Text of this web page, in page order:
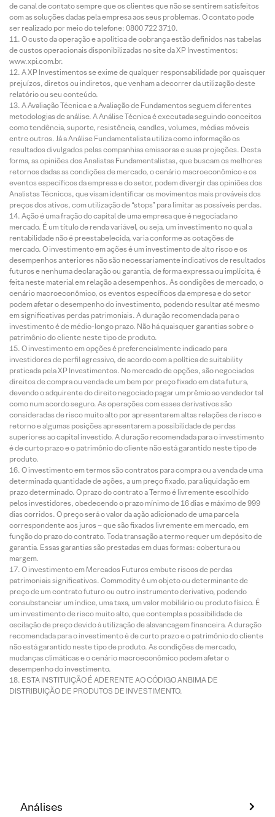
de canal de contato sempre que os clientes que não se sentirem satisfeitos
com as soluções dadas pela empresa aos seus problemas. O contato pode
ser realizado por meio do telefone: 0800 722 3710.
O custo da operação e a política de cobrança estão definidos nas tabelas
de custos operacionais disponibilizadas no site da XP Investimentos:
www.xpi.com.br.
A XP Investimentos se exime de qualquer responsabilidade por quaisquer
prejuízos, diretos ou indiretos, que venham a decorrer da utilização deste
relatório ou seu conteúdo.
A Avaliação Técnica e a Avaliação de Fundamentos seguem diferentes
metodologias de análise. A Análise Técnica é executada seguindo conceitos
como tendência, suporte, resistência, candles, volumes, médias móveis
entre outros. Já a Análise Fundamentalista utiliza como informação os
resultados divulgados pelas companhias emissoras e suas projeções. Desta
forma, as opiniões dos Analistas Fundamentalistas, que buscam os melhores
retornos dadas as condições de mercado, o cenário macroeconômico e os
eventos específicos da empresa e do setor, podem divergir das opiniões dos
Analistas Técnicos, que visam identificar os movimentos mais prováveis dos
preços dos ativos, com utilização de “stops” para limitar as possíveis perdas.
Ação é uma fração do capital de uma empresa que é negociada no
mercado. É um título de renda variável, ou seja, um investimento no qual a
rentabilidade não é preestabelecida, varia conforme as cotações de
mercado. O investimento em ações é um investimento de alto risco e os
desempenhos anteriores não são necessariamente indicativos de resultados
futuros e nenhuma declaração ou garantia, de forma expressa ou implícita, é
feita neste material em relação a desempenhos. As condições de mercado, o
cenário macroeconômico, os eventos específicos da empresa e do setor
podem afetar o desempenho do investimento, podendo resultar até mesmo
em significativas perdas patrimoniais. A duração recomendada para o
investimento é de médio-longo prazo. Não há quaisquer garantias sobre o
patrimônio do cliente neste tipo de produto.
O investimento em opções é preferencialmente indicado para
investidores de perfil agressivo, de acordo com a política de suitability
praticada pela XP Investimentos. No mercado de opções, são negociados
direitos de compra ou venda de um bem por preço fixado em data futura,
devendo o adquirente do direito negociado pagar um prêmio ao vendedor tal
como num acordo seguro. As operações com esses derivativos são
consideradas de risco muito alto por apresentarem altas relações de risco e
retorno e algumas posições apresentarem a possibilidade de perdas
superiores ao capital investido. A duração recomendada para o investimento
é de curto prazo e o patrimônio do cliente não está garantido neste tipo de
produto.
O investimento em termos são contratos para compra ou a venda de uma
determinada quantidade de ações, a um preço fixado, para liquidação em
prazo determinado. O prazo do contrato a Termo é livremente escolhido
pelos investidores, obedecendo o prazo mínimo de 16 dias e máximo de 999
dias corridos. O preço será o valor da ação adicionado de uma parcela
correspondente aos juros – que são fixados livremente em mercado, em
função do prazo do contrato. Toda transação a termo requer um depósito de
garantia. Essas garantias são prestadas em duas formas: cobertura ou
margem.
O investimento em Mercados Futuros embute riscos de perdas
patrimoniais significativos. Commodity é um objeto ou determinante de
preço de um contrato futuro ou outro instrumento derivativo, podendo
consubstanciar um índice, uma taxa, um valor mobiliário ou produto físico. É
um investimento de risco muito alto, que contempla a possibilidade de
oscilação de preço devido à utilização de alavancagem financeira. A duração
recomendada para o investimento é de curto prazo e o patrimônio do cliente
não está garantido neste tipo de produto. As condições de mercado,
mudanças climáticas e o cenário macroeconômico podem afetar o
desempenho do investimento.
ESTA INSTITUIÇÃO É ADERENTE AO CÓDIGO ANBIMA DE
DISTRIBUIÇÃO DE PRODUTOS DE INVESTIMENTO.
Análises